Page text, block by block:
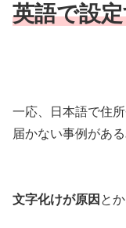
英語で設
一応、日本語で住
届かない事例があ
文字化けが原因 と